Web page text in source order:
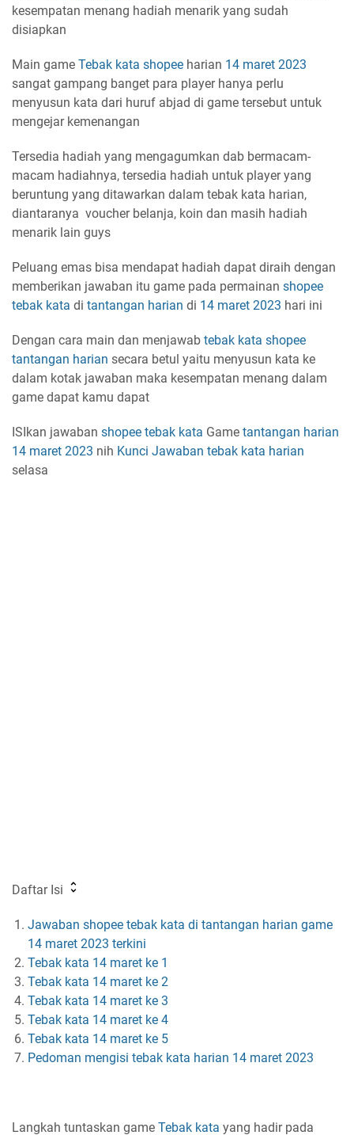
kesempatan menang hadiah menarik yang sudah
disiapkan
Main game Tebak kata shopee harian 14 maret 2023
sangat gampang banget para player hanya perlu
menyusun kata dari huruf abjad di game tersebut untuk
mengejar kemenangan
Tersedia hadiah yang mengagumkan dab bermacam-
macam hadiahnya, tersedia hadiah untuk player yang
beruntung yang ditawarkan dalam tebak kata harian,
diantaranya voucher belanja, koin dan masih hadiah
menarik lain guys
Peluang emas bisa mendapat hadiah dapat diraih dengan
memberikan jawaban itu game pada permainan shopee
tebak kata di tantangan harian di 14 maret 2023 hari ini
Dengan cara main dan menjawab tebak kata shopee
tantangan harian secara betul yaitu menyusun kata ke
dalam kotak jawaban maka kesempatan menang dalam
game dapat kamu dapat
ISIkan jawaban shopee tebak kata Game tantangan harian
14 maret 2023 nih Kunci Jawaban tebak kata harian
selasa
Daftar Isi
Jawaban shopee tebak kata di tantangan harian game
14 maret 2023 terkini
Tebak kata 14 maret ke 1
Tebak kata 14 maret ke 2
Tebak kata 14 maret ke 3
Tebak kata 14 maret ke 4
Tebak kata 14 maret ke 5
Pedoman mengisi tebak kata harian 14 maret 2023
Langkah tuntaskan game Tebak kata yang hadir pada